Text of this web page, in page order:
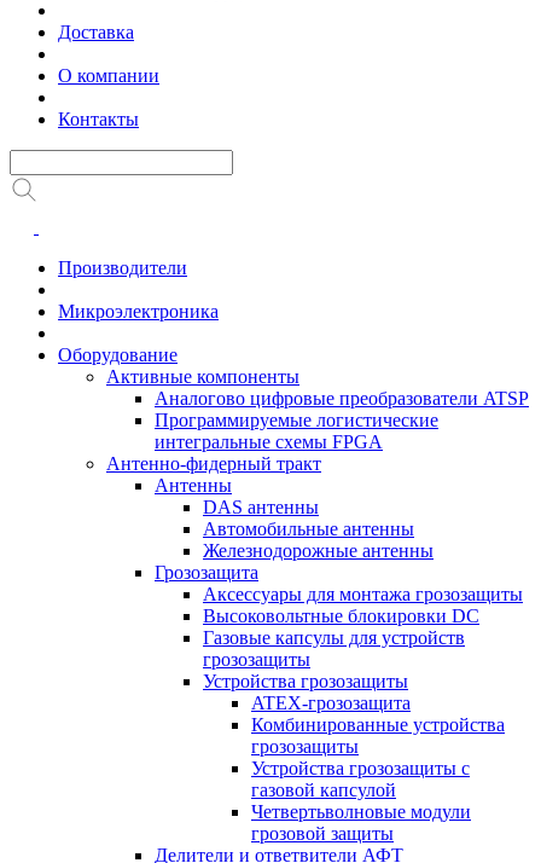
Доставка
О компании
Контакты
Производители
Микроэлектроника
Оборудование
Активные компоненты
Аналогово цифровые преобразователи ATSP
Программируемые логистические
интегральные схемы FPGA
Антенно-фидерный тракт
Антенны
DAS антенны
Автомобильные антенны
Железнодорожные антенны
Грозозащита
Аксессуары для монтажа грозозащиты
Высоковольтные блокировки DC
Газовые капсулы для устройств
грозозащиты
Устройства грозозащиты
ATEX-грозозащита
Комбинированные устройства
грозозащиты
Устройства грозозащиты с
газовой капсулой
Четвертьволновые модули
грозовой защиты
Делители и ответвители АФТ